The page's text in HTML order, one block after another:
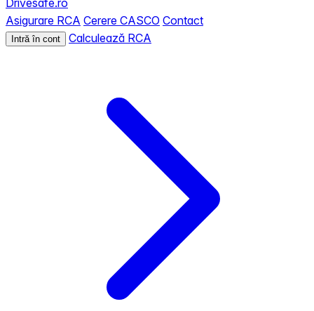
Drivesafe.ro
Asigurare RCA Cerere CASCO Contact
Intră în cont Calculează RCA